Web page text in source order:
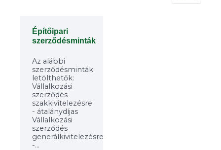
Építőipari
szerződésminták
Az alábbi
szerződésminták
letölthetők:
Vállalkozási
szerződés
szakkivitelezésre
- átalánydíjas
Vállalkozási
szerződés
generálkivitelezésre
-...